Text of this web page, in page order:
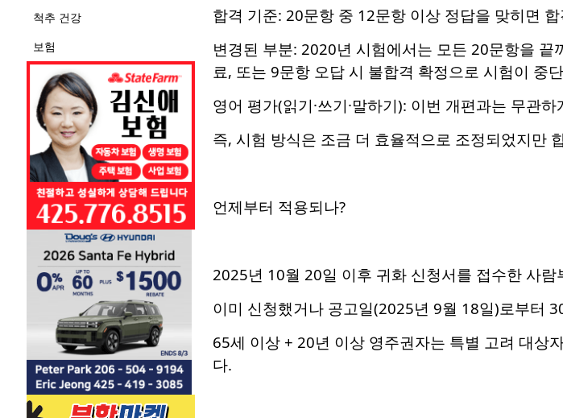
척추 건강
보험
합격 기준: 20문항 중 12문항 이상 정답을 맞히면
변경된 부분: 2020년 시험에서는 모든 20문항을
료, 또는 9문항 오답 시 불합격 확정으로 시험이 중
영어 평가(읽기·쓰기·말하기): 이번 개편과는 무관
즉, 시험 방식은 조금 더 효율적으로 조정되었지만
언제부터 적용되나?
2025년 10월 20일 이후 귀화 신청서를 접수한 사
이미 신청했거나 공고일(2025년 9월 18일)로부터
65세 이상 + 20년 이상 영주권자는 특별 고려 대상
다.